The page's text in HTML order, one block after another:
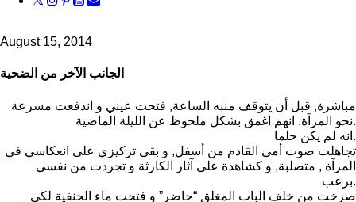
August 15, 2014
الجانب الآخر من الضحية
مباشرة, قبل أن يتوقف منبه الساعة, فتحت عيني و اندفعت مسرعة
نحو المرآة. انهم اغمق بشكل ملحوظ عن الليلة الماضية.
انه لم يكن حلما.
تجاهلت صوت أمي القادم من أسفل, و بقى تركيزي على انعكاسي في
المرآة , متصلبة, و كشاهدة على آثار الكارثة و تجردت من نفسي
برعب.
صرخت من خلف الباب المغلق “حاضر” و فتحت ماء الحنفية لكي